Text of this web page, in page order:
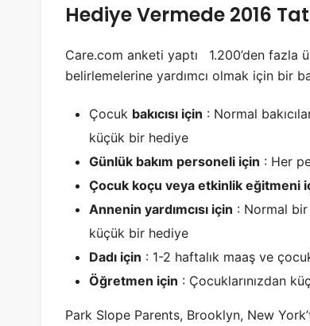
Hediye Vermede 2016
Care.com anketi yaptı
1.200’den fazla
belirlemelerine yardımcı olmak için bir
Çocuk bakıcısı için : Normal
küçük bir hediye
Günlük bakım personeli için : Her
Çocuk koçu veya etkinlik eğitmeni
Annenin yardımcısı için : Normal bir
küçük bir hediye
Dadı için : 1-2 haftalık maaş ve
Öğretmen için : Çocuklarınızdan
Park Slope Parents, Brooklyn, New